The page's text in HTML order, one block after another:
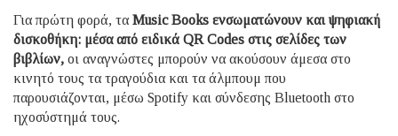
Για πρώτη φορά, τα Music Books ενσωματώνουν και ψηφιακή
δισκοθήκη: μέσα από ειδικά QR Codes στις σελίδες των
βιβλίων, οι αναγνώστες μπορούν να ακούσουν άμεσα στο
κινητό τους τα τραγούδια και τα άλμπουμ που
παρουσιάζονται, μέσω Spotify και σύνδεσης Bluetooth στο
ηχοσύστημά τους.